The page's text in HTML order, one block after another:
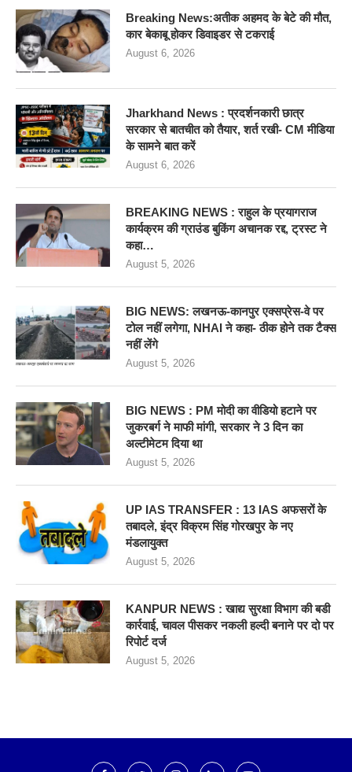
Breaking News:अतीक अहमद के बेटे की मौत,
कार बेकाबू होकर डिवाइडर से टकराई
August 6, 2026
Jharkhand News : प्रदर्शनकारी छात्र
सरकार से बातचीत को तैयार, शर्त रखी- CM मीडिया
के सामने बात करें
August 6, 2026
BREAKING NEWS : राहुल के प्रयागराज
कार्यक्रम की ग्राउंड बुकिंग अचानक रद्द, ट्रस्ट ने
कहा…
August 5, 2026
BIG NEWS: लखनऊ-कानपुर एक्सप्रेस-वे पर
टोल नहीं लगेगा, NHAI ने कहा- ठीक होने तक टैक्स
नहीं लेंगे
August 5, 2026
BIG NEWS : PM मोदी का वीडियो हटाने पर
जुकरबर्ग ने माफी मांगी, सरकार ने 3 दिन का
अल्टीमेटम दिया था
August 5, 2026
UP IAS TRANSFER : 13 IAS अफसरों के
तबादले, इंद्र विक्रम सिंह गोरखपुर के नए
मंडलायुक्त
August 5, 2026
KANPUR NEWS : खाद्य सुरक्षा विभाग की बडी
कार्रवाई, चावल पीसकर नकली हल्दी बनाने पर दो पर
रिपोर्ट दर्ज
August 5, 2026